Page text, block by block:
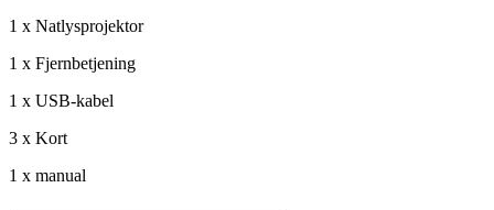
1 x Natlysprojektor
1 x Fjernbetjening
1 x USB-kabel
3 x Kort
1 x manual